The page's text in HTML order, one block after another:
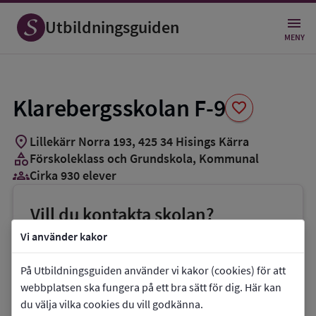
Vi använder kakor
På Utbildningsguiden använder vi kakor (cookies) för att
webbplatsen ska fungera på ett bra sätt för dig. Här kan
du välja vilka cookies du vill godkänna.
Utbildningsguiden MENY
Klarebergsskolan F-9 favorite
Spara
som
favorit
location_on Lillekärr Norra 193, 425 34 Hisings Kärra
categoryFörskoleklass och Grundskola, Kommunal
groups_3Cirka 930 elever
Vill du kontakta skolan?
phoneTelefon:031-3674397
E-post:
hossein.tajik@grundskola.goteborg.se
link Webbplats: Klarebergsskolan F-9